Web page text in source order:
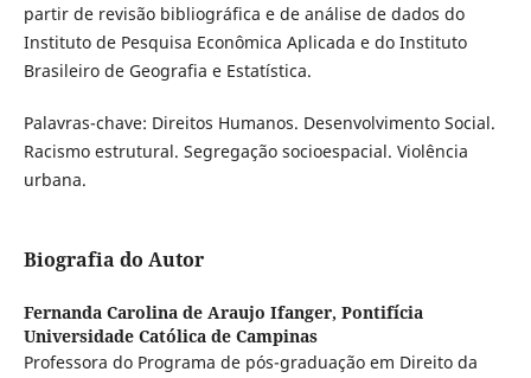
partir de revisão bibliográfica e de análise de dados do
Instituto de Pesquisa Econômica Aplicada e do Instituto
Brasileiro de Geografia e Estatística.
Palavras-chave: Direitos Humanos. Desenvolvimento Social.
Racismo estrutural. Segregação socioespacial. Violência
urbana.
Biografia do Autor
Fernanda Carolina de Araujo Ifanger, Pontifícia
Universidade Católica de Campinas
Professora do Programa de pós-graduação em Direito da